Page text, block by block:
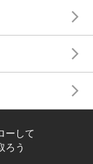
ーして
ろう